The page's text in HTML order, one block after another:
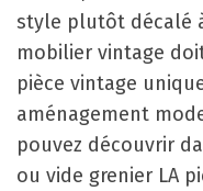
style plutôt décalé
mobilier vintage
pièce vintage
aménagement
pouvez découvrir
ou vide grenier LA